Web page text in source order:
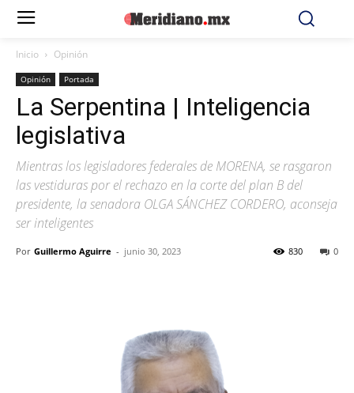
Inicio Opinión
Opinión Portada
La Serpentina | Inteligencia
legislativa
Mientras los legisladores federales de MORENA, se rasgaron
las vestiduras por el rechazo en la corte del plan B del
presidente, la senadora OLGA SÁNCHEZ CORDERO, aconseja
ser inteligentes
Por Guillermo Aguirre - junio 30, 2023 0
830